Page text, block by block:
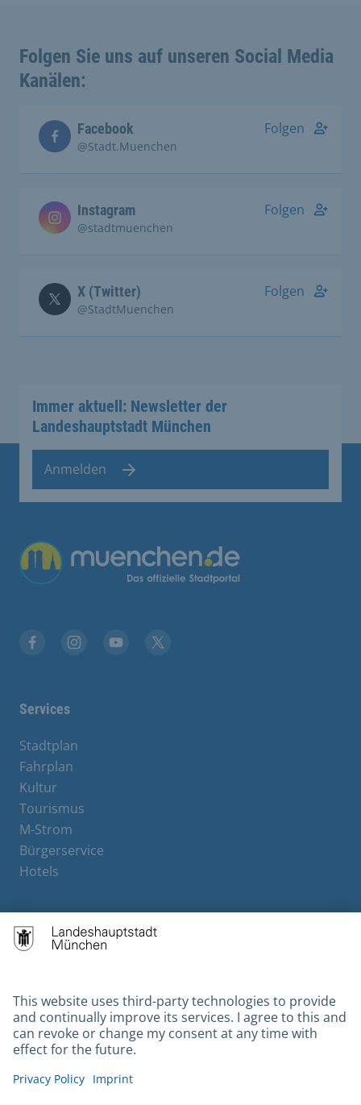
Folgen Sie uns auf unseren Social Media
Kanälen:
Facebook
@Stadt.Muenchen
Folgen
Instagram
@stadtmuenchen
Folgen
X (Twitter)
@StadtMuenchen
Folgen
Immer aktuell: Newsletter der
Landeshauptstadt München
Anmelden
Übergreifende Links
Services
Stadtplan
Fahrplan
Kultur
Tourismus
M-Strom
Bürgerservice
Hotels
Contact
Gebärdensprache
Datenschutz
Kontakt